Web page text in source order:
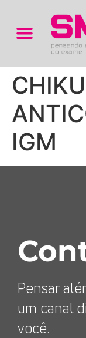
IGM
Pensar
um canal
você.